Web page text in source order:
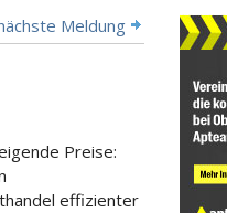
Meldung
Preise:
effizienter